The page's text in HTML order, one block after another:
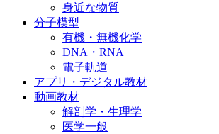
身近な物質
分子模型
有機・無機化学
DNA・RNA
電子軌道
アプリ・デジタル教材
動画教材
解剖学・生理学
医学一般